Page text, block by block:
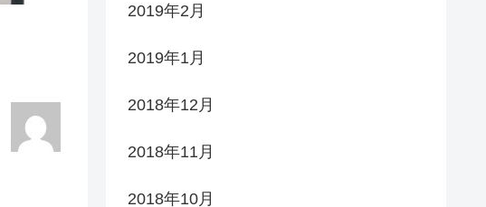
2019年2月
2019年1月
2018年12月
2018年11月
2018年10月